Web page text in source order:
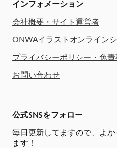
インフォメーション
会社概要・サイト運営者
ONWAイラストオンライン
プライバシーポリシー・免責
お問い合わせ
公式SNSをフォロー
毎日更新してますので、
よ
ます！